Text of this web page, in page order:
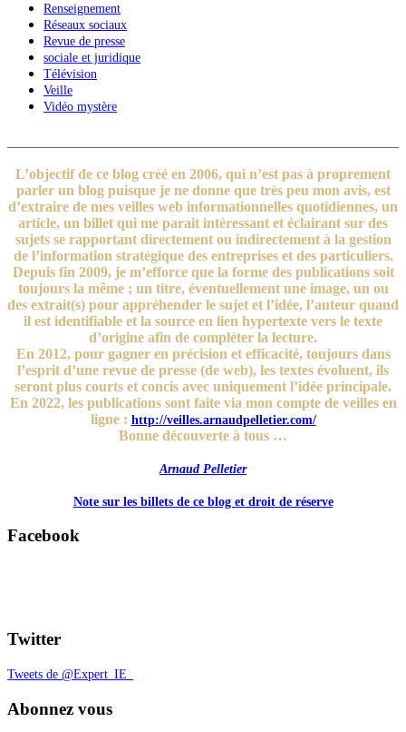
Renseignement
Réseaux sociaux
Revue de presse
sociale et juridique
Télévision
Veille
Vidéo mystère
L’objectif de ce blog créé en 2006, qui n’est pas à proprement
parler un blog puisque je ne donne que très peu mon avis, est
d’extraire de mes veilles web informationnelles quotidiennes, un
article, un billet qui me parait intéressant et éclairant sur des
sujets se rapportant directement ou indirectement à la gestion
de l’information stratégique des entreprises et des particuliers.
Depuis fin 2009, je m’efforce que la forme des publications soit
toujours la même ; un titre, éventuellement une image, un ou
des extrait(s) pour appréhender le sujet et l’idée, l’auteur quand
il est identifiable et la source en lien hypertexte vers le texte
d’origine afin de compléter la lecture.
En 2012, pour gagner en précision et efficacité, toujours dans
l’esprit d’une revue de presse (de web), les textes évoluent, ils
seront plus courts et concis avec uniquement l’idée principale.
En 2022, les publications sont faite via mon compte de veilles en
ligne : http://veilles.arnaudpelletier.com/
Bonne découverte à tous …
Arnaud Pelletier
Note sur les billets de ce blog et droit de réserve
Facebook
Twitter
Tweets de @Expert_IE_
Abonnez vous